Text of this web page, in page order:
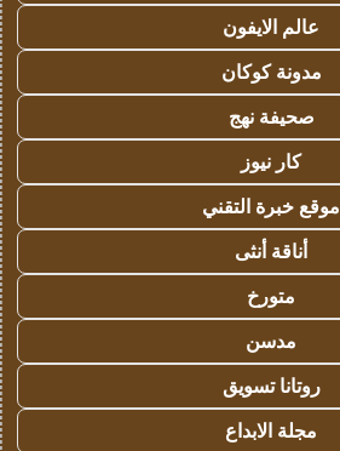
عالم الايفون
مدونة كوكان
صحيفة نهج
كار نيوز
موقع خبرة التقني
أناقة أنثى
متورخ
مدسن
روتانا تسويق
مجلة الابداع